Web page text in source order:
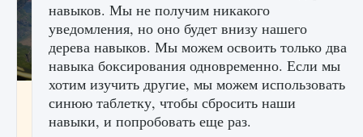
Как исправить ошибку Palworld EPalworld
«Идет сохранение мира — Невозможно
начать сохранение данных мира»
навыков. Мы не получим никакого
уведомления, но оно будет внизу нашего
дерева навыков. Мы можем освоить только два
навыка боксирования одновременно. Если мы
хотим изучить другие, мы можем использовать
синюю таблетку, чтобы сбросить наши
навыки, и попробовать еще раз.